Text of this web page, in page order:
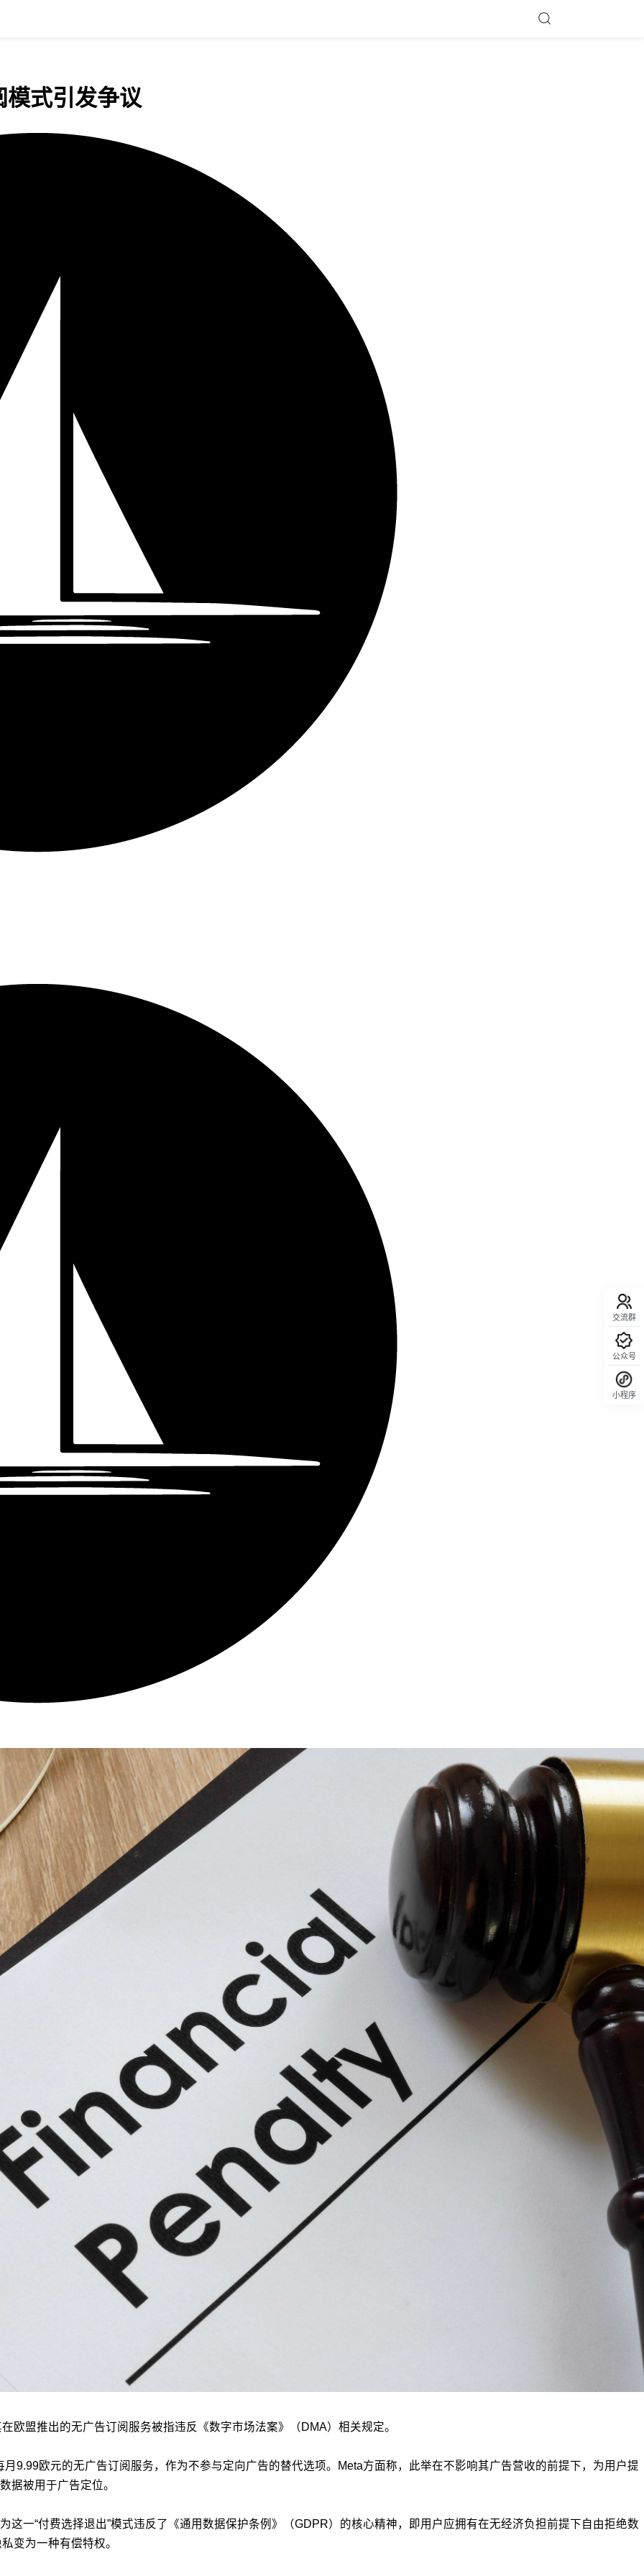
式引发争议
欧盟推出的无广告订阅服务被指违反《数字市场法案》（DMA）相关规定。
9.99欧元的无广告订阅服务，作为不参与定向广告的替代选项。Meta方面称，此举在不影响其广告营收的前提下，为用户提
据被用于广告定位。
一“付费选择退出”模式违反了《通用数据保护条例》（GDPR）的核心精神，即用户应拥有在无经济负担前提下自由拒绝数
变为一种有偿特权。
交流群
公众号
小程序